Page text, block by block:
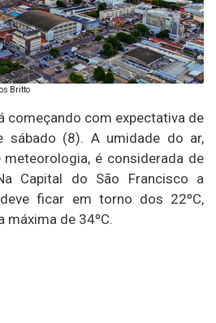
Britto
começando com expectativa de
sábado (8). A umidade do ar,
é considerada de
Capital do São Francisco a
ficar em torno dos 22ºC,
máxima de 34ºC.